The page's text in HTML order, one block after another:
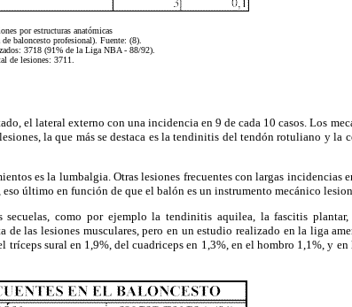
por estructuras anatómicas
baloncesto profesional). Fuente: (8).
3718 (91% de la Liga NBA - 88/92).
de lesiones: 3711.
el lateral externo con una incidencia en 9 de cada 10 casos. Los
la que más se destaca es la tendinitis del tendón rotuliano y
es la lumbalgia. Otras lesiones frecuentes con largas incidencias
último en función de que el balón es un instrumento mecánico
como por ejemplo la tendinitis aquilea, la fascitis plantar,
las lesiones musculares, pero en un estudio realizado en la liga
sural en 1,9%, del cuadriceps en 1,3%, en el hombro 1,1%, y